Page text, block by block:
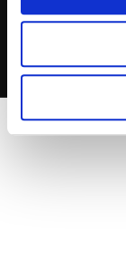
6698 sayılı
okumak ve
gerçekleştirilen
detaylı bilgi
2026Fikriyat.